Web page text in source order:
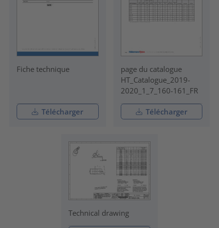
Fiche technique
Télécharger
page du catalogue
HT_Catalogue_2019-
2020_1_7_160-161_FR
Télécharger
Technical drawing